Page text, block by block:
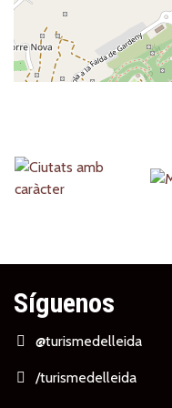
Partners
Síguenos
@turismedelleida
/turismedelleida